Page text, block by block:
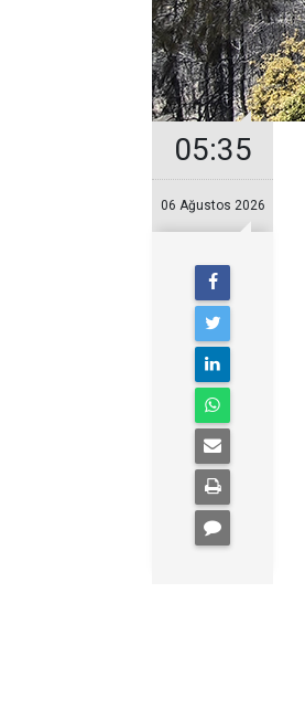
05:35
06 Ağustos 2026